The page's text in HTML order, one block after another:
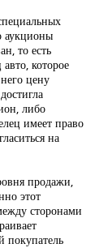
аукционы
то есть
которое
цену
либо
имеет право
на
продажи,
этот
сторонами
покупатель